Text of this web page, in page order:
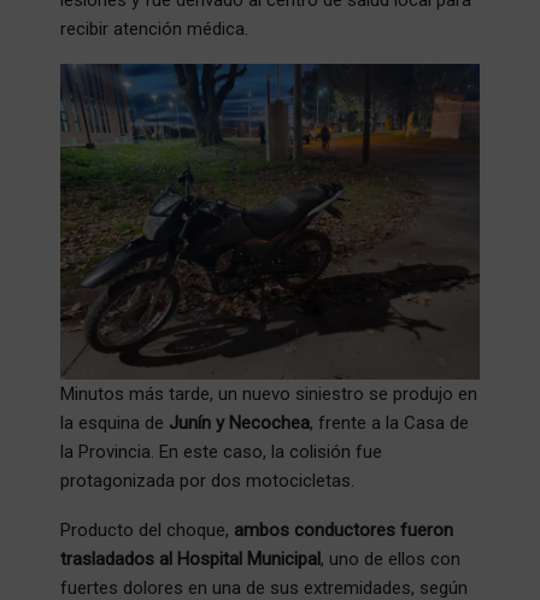
recibir atención médica.
Minutos más tarde, un nuevo siniestro se produjo en
la esquina de Junín y Necochea, frente a la Casa de
la Provincia. En este caso, la colisión fue
protagonizada por dos motocicletas.
Producto del choque, ambos conductores fueron
trasladados al Hospital Municipal, uno de ellos con
fuertes dolores en una de sus extremidades, según